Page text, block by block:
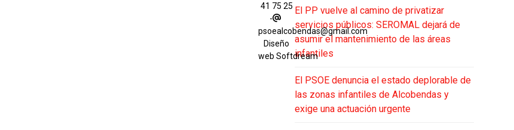
El PP vuelve al camino de privatizar
servicios públicos: SEROMAL dejará de
asumir el mantenimiento de las áreas
infantiles
El PSOE denuncia el estado deplorable de
las zonas infantiles de Alcobendas y
exige una actuación urgente
41 75 25
-
psoealcobendas@gmail.com
Diseño
webSoftdream